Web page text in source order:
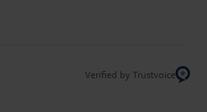
Verified by Trustvoice